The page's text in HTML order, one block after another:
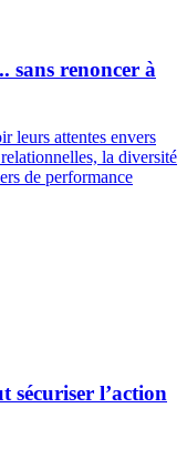
sans renoncer à
leurs attentes envers
la diversité
de performance
sécuriser l’action